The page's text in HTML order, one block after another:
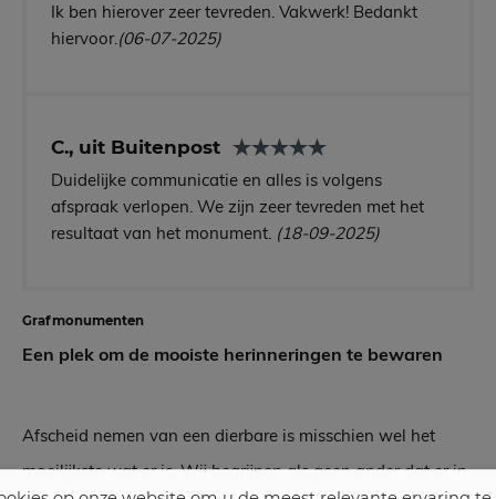
Ik ben hierover zeer tevreden. Vakwerk! Bedankt
hiervoor.(06-07-2025)
C., uit Buitenpost
Duidelijke communicatie en alles is volgens
afspraak verlopen. We zijn zeer tevreden met het
resultaat van het monument. (18-09-2025)
Grafmonumenten
Een plek om de mooiste herinneringen te bewaren
Afscheid nemen van een dierbare is misschien wel het
moeilijkste wat er is. Wij begrijpen als geen ander dat er in